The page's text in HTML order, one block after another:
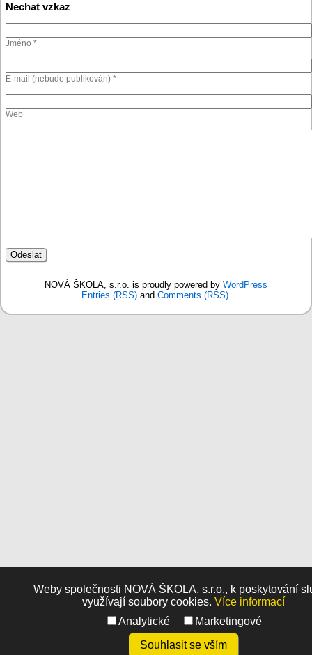
Nechat vzkaz
Jméno *
E-mail (nebude publikován) *
Web
NOVÁ ŠKOLA, s.r.o. is proudly powered by WordPress
Entries (RSS)and Comments (RSS).
Weby společnosti NOVÁ ŠKOLA, s.r.o., k poskytování
využívají soubory cookies. Více informací
Analytické
Marketingové
Souhlasit se vším